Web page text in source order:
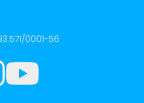
0001-56